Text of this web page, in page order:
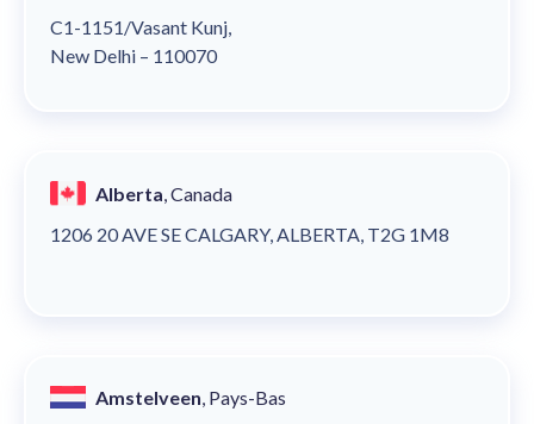
C1-1151/Vasant Kunj,
New Delhi – 110070
Alberta , Canada
1206 20 AVE SE CALGARY, ALBERTA, T2G 1M8
Amstelveen , Pays-Bas